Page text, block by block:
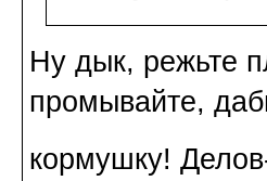
Ну дык, режьте
промывайте,
кормушку!